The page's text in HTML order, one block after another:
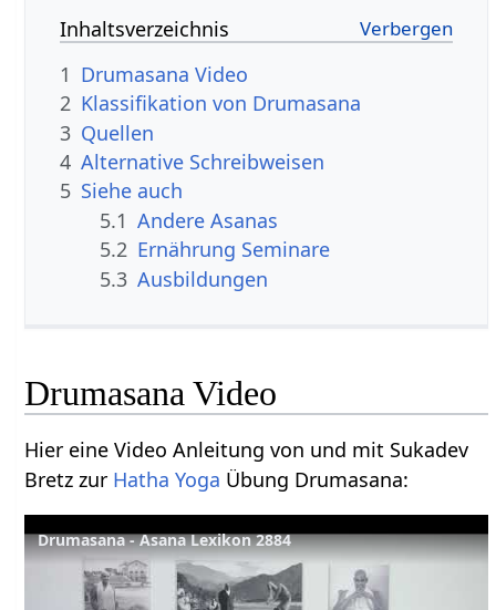
Inhaltsverzeichnis
1 Drumasana Video
2 Klassifikation von Drumasana
3 Quellen
4 Alternative Schreibweisen
5 Siehe auch
5.1 Andere Asanas
5.2 Ernährung Seminare
5.3 Ausbildungen
Drumasana Video
Hier eine Video Anleitung von und mit Sukadev
Bretz zur Hatha Yoga Übung Drumasana:
Drumasana - Asana Lexikon 2884